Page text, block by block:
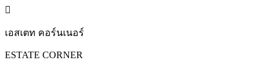
เอสเตท คอร์นเนอร์
ESTATE CORNER